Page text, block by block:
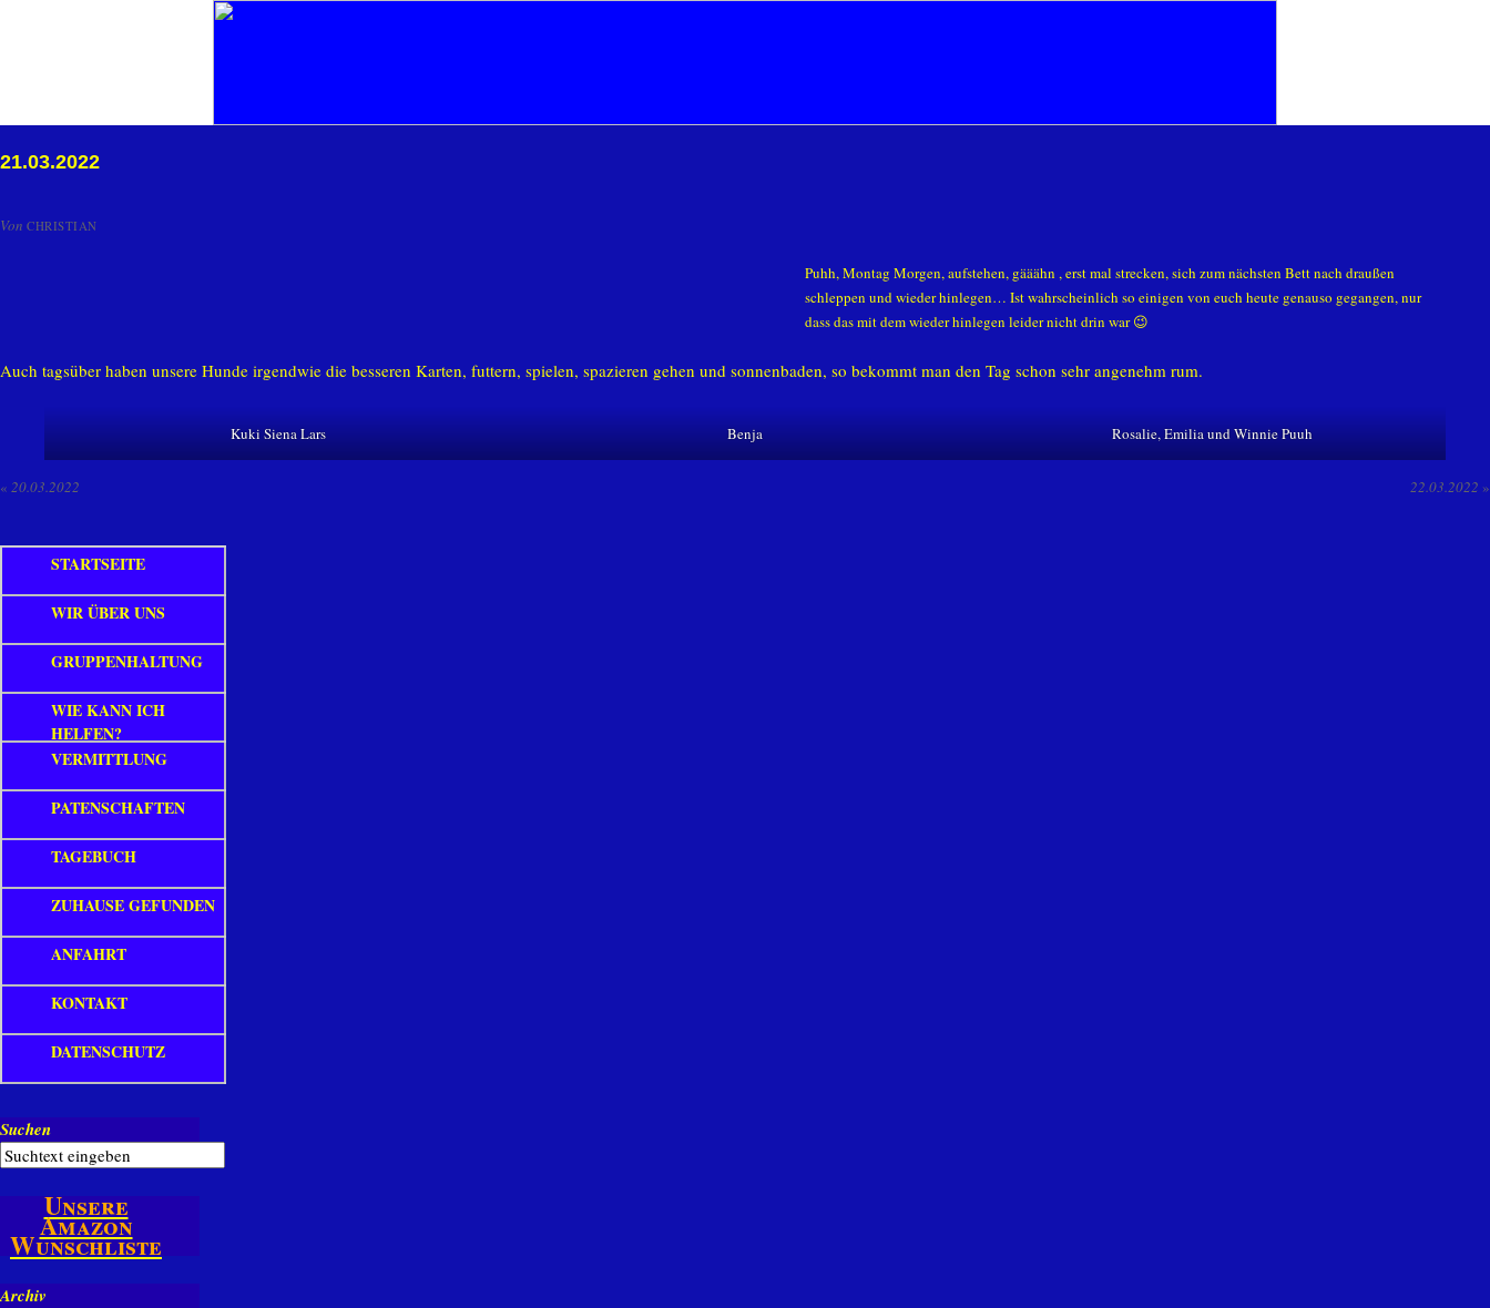
21.03.2022
Von CHRISTIAN
Puhh, Montag Morgen, aufstehen, gääähn , erst mal strecken, sich zum nächsten Bett nach draußen
schleppen und wieder hinlegen… Ist wahrscheinlich so einigen von euch heute genauso gegangen, nur
dass das mit dem wieder hinlegen leider nicht drin war 😉
Auch tagsüber haben unsere Hunde irgendwie die besseren Karten, futtern, spielen, spazieren gehen und sonnenbaden, so bekommt man den Tag schon sehr angenehm rum.
Kuki Siena Lars Benja Rosalie, Emilia und Winnie Puuh
« 20.03.2022 22.03.2022 »
STARTSEITE
WIR ÜBER UNS
GRUPPENHALTUNG
WIE KANN ICH
HELFEN?
VERMITTLUNG
PATENSCHAFTEN
TAGEBUCH
ZUHAUSE GEFUNDEN
ANFAHRT
KONTAKT
DATENSCHUTZ
Suchen
Unsere
Amazon
Wunschliste
Archiv